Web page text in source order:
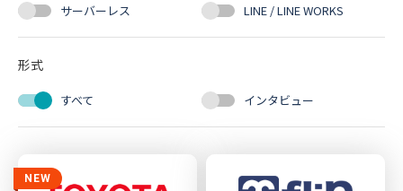
サーバーレス LINE / LINE WORKS
形式
すべて インタビュー
NEW